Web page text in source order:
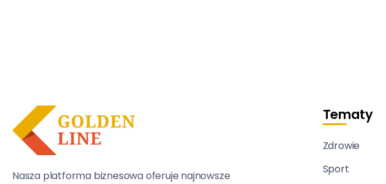
Nasza platforma biznesowa oferuje najnowsze
Tematy
Zdrowie
Sport